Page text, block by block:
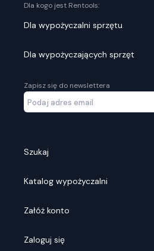
Dla kogo jest Rentools:
Dla wypożyczalni sprzętu
Dla wypożyczających sprzęt
Zapisz się do newslettera
Szukaj
Katalog wypożyczalni
Załóż konto
Zaloguj się